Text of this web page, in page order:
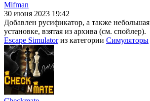
Mifman
30 июня 2023 19:42
Добавлен русификатор, а также
установке, взятая из архива (см. спойлер).
Escape Simulatorиз категории Симуляторы